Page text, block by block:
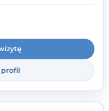
kryzysu - a jeśli jeszcze
Ci je odsłonić.
profil